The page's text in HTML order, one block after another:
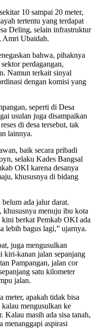
10 sampai 20 meter,
tertentu yang terdapat
Deling, selain infrastruktur
Amri Ubaidah.
bahwa, pihaknya
perdagangan,
Namun terkait sinyal
dengan komisi yang
seperti di Desa
usulan juga disampaikan
di desa tersebut, tak
lainnya.
baik secara pribadi
selaku Kades Bangsal
OKI karena desanya
khususnya di bidang
ada jalur darat.
khususnya menuju ibu kota
berkat Pemkab OKI ada
lebih bagus lagi,” ujarnya.
juga mengusulkan
kiri-kanan jalan sepanjang
Pampangan, jalan cor
satu kilometer
jalan.
meter, apakah tidak bisa
mengusulkan ke
Kalau masih ada sisa tanah,
menanggapi aspirasi